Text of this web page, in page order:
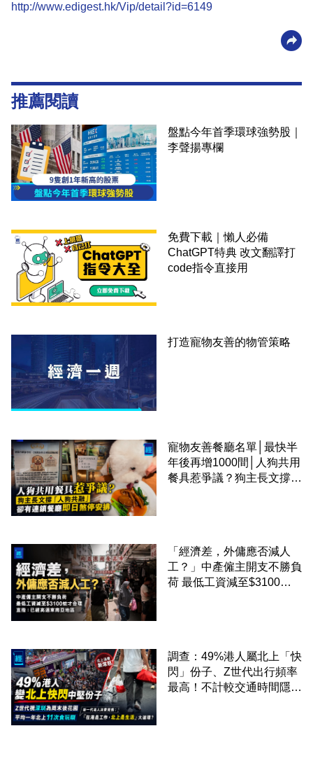
http://www.edigest.hk/Vip/detail?id=6149
推薦閱讀
盤點今年首季環球強勢股｜
李聲揚專欄
免費下載｜懶人必備
ChatGPT特典 改文翻譯打
code指令直接用
打造寵物友善的物管策略
寵物友善餐廳名單│最快半
年後再增1000間│人狗共用
餐具惹爭議？狗主長文撐
「經濟差，外傭應否減人
工？」中產僱主開支不勝負
荷 最低工資減至$3100蚊
調查：49%港人屬北上「快
閃」份子、Z世代出行頻率
最高！不計較交通時間隱形